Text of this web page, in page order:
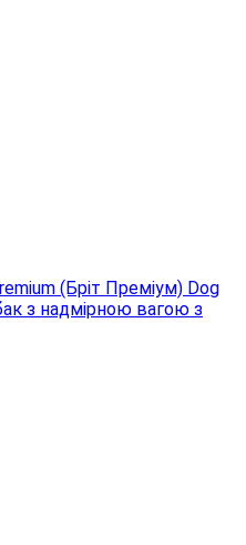
(Бріт Преміум) Dog
з надмірною вагою з